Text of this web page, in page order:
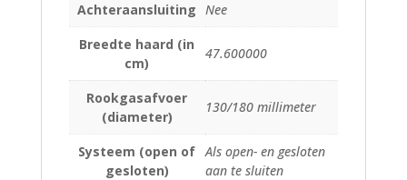
Achteraansluiting Nee
Breedte haard (in
cm)
47.600000
Rookgasafvoer
(diameter)
130/180 millimeter
Systeem (open of
gesloten)
Als open- en gesloten
aan te sluiten